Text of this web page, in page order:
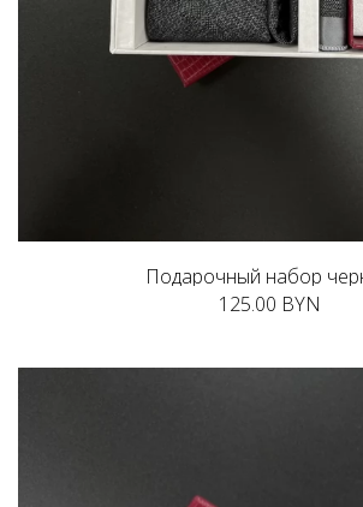
Подарочный набор
125.00 BYN